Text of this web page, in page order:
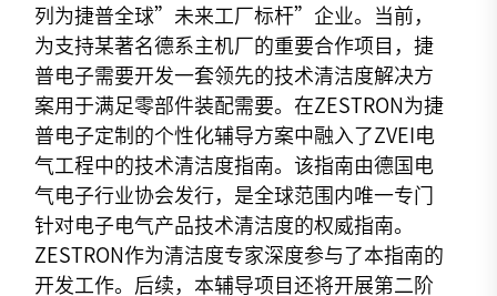
列为捷普全球”未来工厂标杆”企业。当前，
为支持某著名德系主机厂的重要合作项目，捷
普电子需要开发一套领先的技术清洁度解决方
案用于满足零部件装配需要。在ZESTRON为捷
普电子定制的个性化辅导方案中融入了ZVEI电
气工程中的技术清洁度指南。该指南由德国电
气电子行业协会发行，是全球范围内唯一专门
针对电子电气产品技术清洁度的权威指南。
ZESTRON作为清洁度专家深度参与了本指南的
开发工作。后续，本辅导项目还将开展第二阶